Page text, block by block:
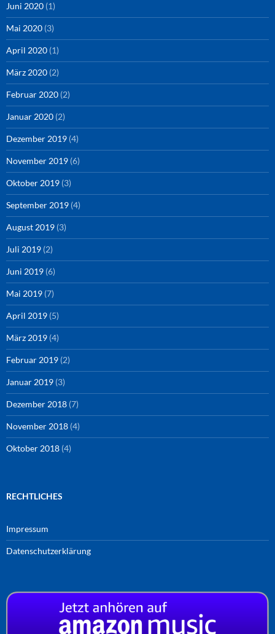
Juni 2020 (1)
Mai 2020 (3)
April 2020 (1)
März 2020 (2)
Februar 2020 (2)
Januar 2020 (2)
Dezember 2019 (4)
November 2019 (6)
Oktober 2019 (3)
September 2019 (4)
August 2019 (3)
Juli 2019 (2)
Juni 2019 (6)
Mai 2019 (7)
April 2019 (5)
März 2019 (4)
Februar 2019 (2)
Januar 2019 (3)
Dezember 2018 (7)
November 2018 (4)
Oktober 2018 (4)
RECHTLICHES
Impressum
Datenschutzerklärung